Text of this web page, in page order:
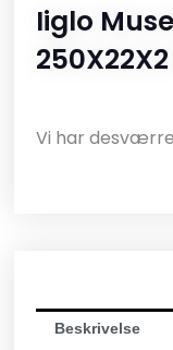
Iiglo
Vi har
Beskrivelse